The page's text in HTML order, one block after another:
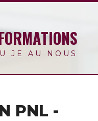
JE AU NOUS
PNL -